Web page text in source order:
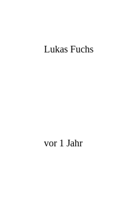
Lukas Fuchs
vor 1 Jahr